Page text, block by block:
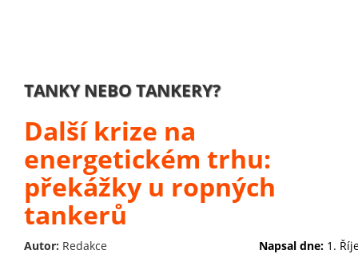
TANKY NEBO TANKERY?
Další krize na
energetickém trhu:
překážky u ropných
tankerů
Autor: Redakce Napsal dne: 1.